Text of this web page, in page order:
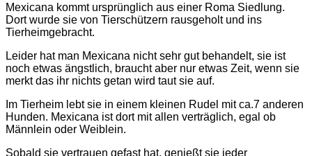
Mexicana kommt ursprünglich aus einer Roma Siedlung.
Dort wurde sie von Tierschützern rausgeholt und ins
Tierheimgebracht.
Leider hat man Mexicana nicht sehr gut behandelt, sie ist
noch etwas ängstlich, braucht aber nur etwas Zeit, wenn sie
merkt das ihr nichts getan wird taut sie auf.
Im Tierheim lebt sie in einem kleinen Rudel mit ca.7 anderen
Hunden. Mexicana ist dort mit allen verträglich, egal ob
Männlein oder Weiblein.
Sobald sie vertrauen gefast hat, genießt sie jeder